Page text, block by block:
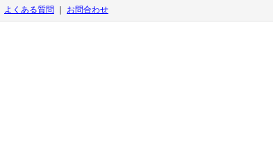
よくある質問 お問合わせ